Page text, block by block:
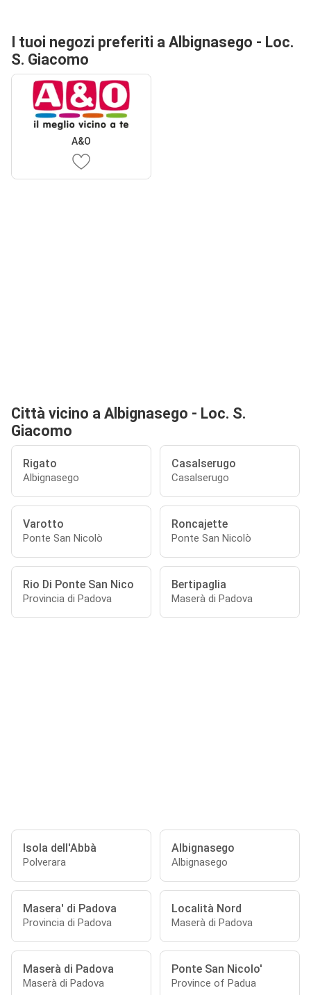
I tuoi negozi preferiti a Albignasego - Loc.
S. Giacomo
A&O
Città vicino a Albignasego - Loc. S.
Giacomo
Rigato
Albignasego
Casalserugo
Casalserugo
Varotto
Ponte San Nicolò
Roncajette
Ponte San Nicolò
Rio Di Ponte San Nico
Provincia di Padova
Bertipaglia
Maserà di Padova
Isola dell'Abbà
Polverara
Albignasego
Albignasego
Masera' di Padova
Provincia di Padova
Località Nord
Maserà di Padova
Maserà di Padova
Maserà di Padova
Ponte San Nicolo'
Province of Padua